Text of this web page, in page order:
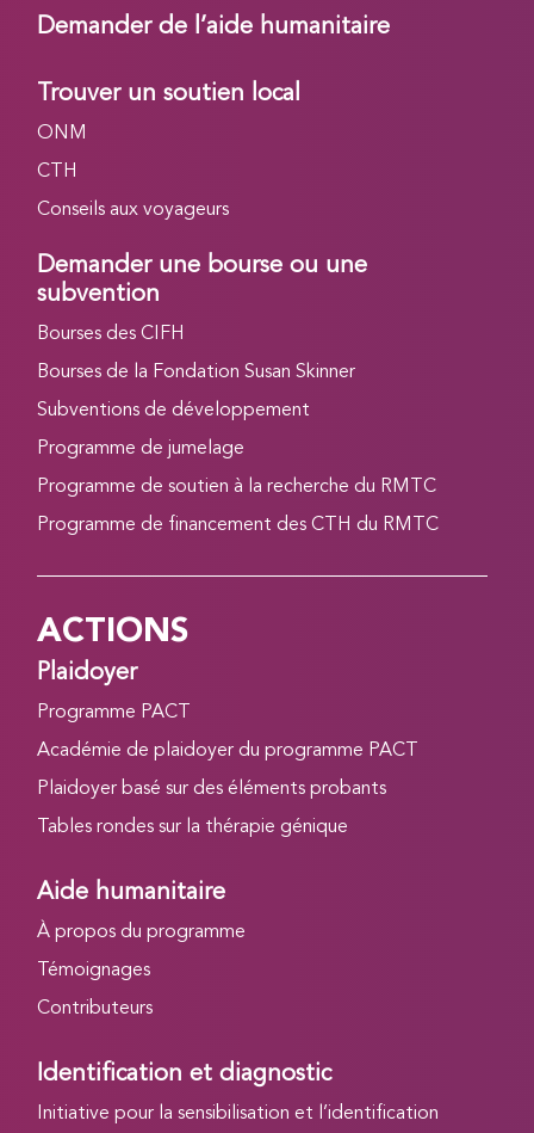
Demander de l’aide humanitaire
Trouver un soutien local
ONM
CTH
Conseils aux voyageurs
Demander une bourse ou une
subvention
Bourses des CIFH
Bourses de la Fondation Susan Skinner
Subventions de développement
Programme de jumelage
Programme de soutien à la recherche du RMTC
Programme de financement des CTH du RMTC
ACTIONS
Plaidoyer
Programme PACT
Académie de plaidoyer du programme PACT
Plaidoyer basé sur des éléments probants
Tables rondes sur la thérapie génique
Aide humanitaire
À propos du programme
Témoignages
Contributeurs
Identification et diagnostic
Initiative pour la sensibilisation et l’identification